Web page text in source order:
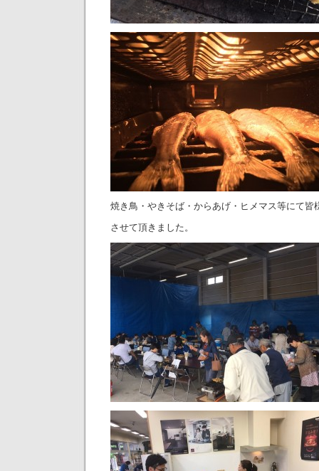
焼き鳥・やきそば・からあげ・ヒメマス等にて皆
させて頂きました。